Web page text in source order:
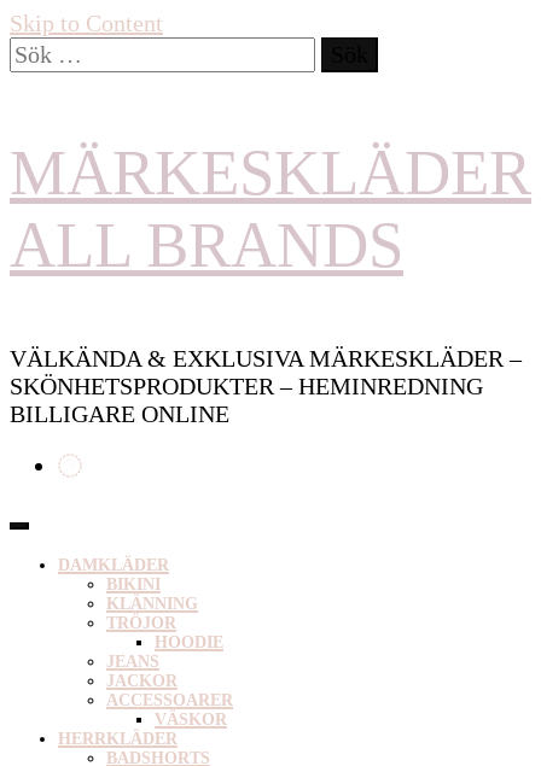
Skip to Content
Sök
efter:
MÄRKESKLÄDER
ALL BRANDS
VÄLKÄNDA & EXKLUSIVA MÄRKESKLÄDER –
SKÖNHETSPRODUKTER – HEMINREDNING
BILLIGARE ONLINE
DAMKLÄDER
BIKINI
KLÄNNING
TRÖJOR
HOODIE
JEANS
JACKOR
ACCESSOARER
VÄSKOR
HERRKLÄDER
BADSHORTS